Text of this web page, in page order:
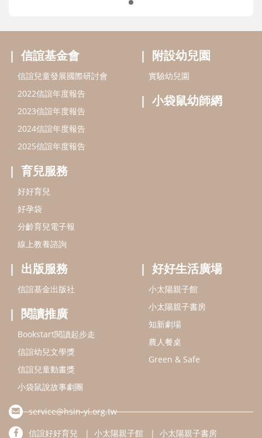
信誼基金會
信誼兒童發展國際研討會
2022信誼年度報告
2023信誼年度報告
2024信誼年度報告
2025信誼年度報告
育兒服務
好好育兒
好孕袋
分齡育兒電子報
線上教養諮詢
附設幼兒園
實驗幼兒園
小袋鼠幼師網
出版服務
信誼基金出版社
閱讀推廣
Bookstart閱讀起步走
信誼幼兒文學獎
信誼兒童動畫獎
小袋鼠說故事劇團
好好生活廣場
小太陽親子館
小太陽親子書房
知新劇場
農人餐桌
Green & Safe
service@hsin-yi.org.tw
信誼好好育兒
小太陽親子館 小太陽親子書房